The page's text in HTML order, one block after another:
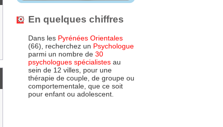
En quelques chiffres
Dans les Pyrénées Orientales
(66), recherchez un Psychologue
parmi un nombre de 30
psychologues spécialistes au
sein de 12 villes, pour une
thérapie de couple, de groupe ou
comportementale, que ce soit
pour enfant ou adolescent.